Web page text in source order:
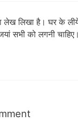
लेख लिखा है। घर के
सभी को लगनी